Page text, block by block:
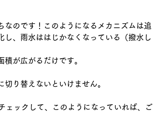
なのです！このようになるメカニズムは追
し、雨水ははじかなくなっている（撥水し
が広がるだけです。
り替えないといけません。
ェックして、このようになっていれば、ご